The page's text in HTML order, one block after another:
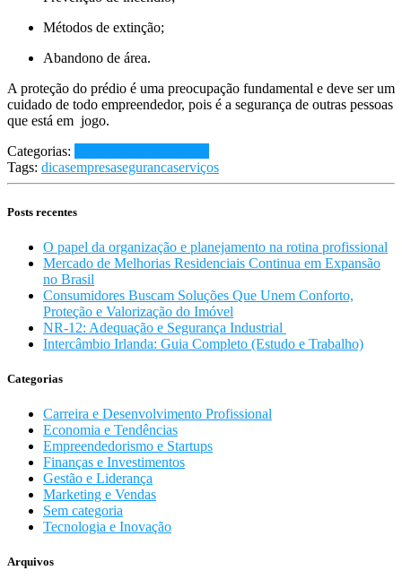
Métodos de extinção;
Abandono de área.
A proteção do prédio é uma preocupação fundamental e deve ser um
cuidado de todo empreendedor, pois é a segurança de outras pessoas
que está em jogo.
Categorias:
Tags: dicasempresasegurancaserviços
Posts recentes
O papel da organização e planejamento na rotina profissional
Mercado de Melhorias Residenciais Continua em Expansão
no Brasil
Consumidores Buscam Soluções Que Unem Conforto,
Proteção e Valorização do Imóvel
NR-12: Adequação e Segurança Industrial
Intercâmbio Irlanda: Guia Completo (Estudo e Trabalho)
Categorias
Carreira e Desenvolvimento Profissional
Economia e Tendências
Empreendedorismo e Startups
Finanças e Investimentos
Gestão e Liderança
Marketing e Vendas
Sem categoria
Tecnologia e Inovação
Arquivos